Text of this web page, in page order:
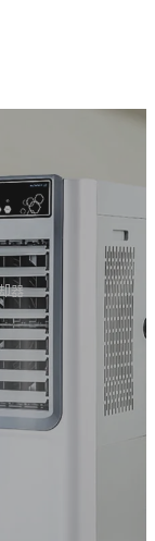
器